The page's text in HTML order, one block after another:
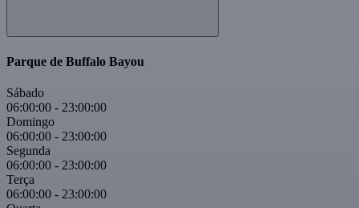
Parque de Buffalo Bayou
Sábado
06:00:00 - 23:00:00
Domingo
06:00:00 - 23:00:00
Segunda
06:00:00 - 23:00:00
Terça
06:00:00 - 23:00:00